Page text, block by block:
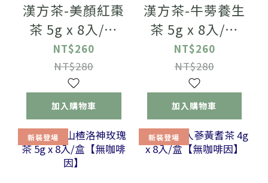
漢方茶-美顏紅棗
茶 5g x 8入/盒
【無咖啡因】
NT$260
NT$280
加入購物車
漢方茶-牛蒡養生
茶 5g x 8入/盒
【無咖啡因】
NT$260
NT$280
加入購物車
新裝登場 新裝登場